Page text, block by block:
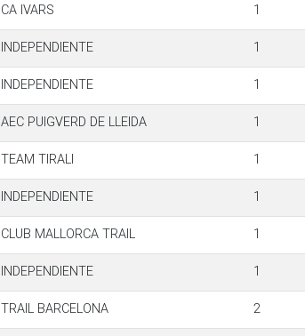
CA IVARS 1
INDEPENDIENTE 1
INDEPENDIENTE 1
AEC PUIGVERD DE LLEIDA 1
TEAM TIRALI 1
INDEPENDIENTE 1
CLUB MALLORCA TRAIL 1
INDEPENDIENTE 1
TRAIL BARCELONA 2